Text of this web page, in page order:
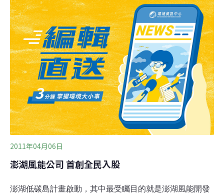
很強，以風力為主；綠島風沒有特別強，重點在於推廣電
動運輸，以配合觀光產業的推動。他說，此案目前的最大
問題是要成立民營的風力公司，希望讓縣民入股，但是縣
議會還沒通過，有一派聲音建議採BOT作業就好，由企業
來做，政府不要介入，認為如此比較有效果；不過現在已
變成全民入股，且裝有風力機的地區，要提供居民優惠，
例如給予股份，因此比較複雜，不過這種作法，國際上已
頗為普遍。不過澎湖低碳島還是需要台灣本島電力支援。
施顏祥說明，澎湖夏天風力發電不夠，又是用電旺季，因
此要從台灣雲林口湖拉海底纜線送電到澎
2011年04月06日
澎湖風能公司 首創全民入股
澎湖低碳島計畫啟動，其中最受矚目的就是澎湖風能開發